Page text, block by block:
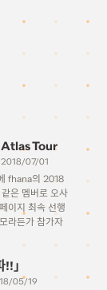
Tour
2018/07/01
fhana의 2018
은 멤버로 오사
이지 최속 선행
라든가 참가자
」
05/19